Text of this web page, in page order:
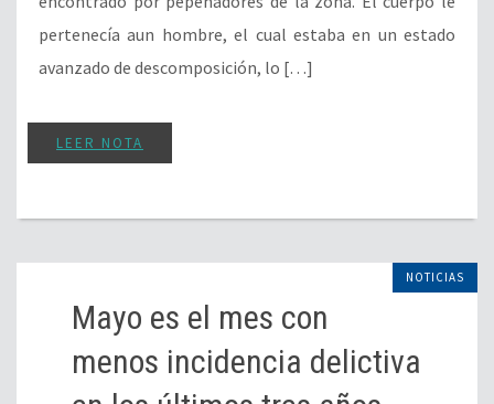
pertenecía aun hombre, el cual estaba en un estado
avanzado de descomposición, lo […]
LEER NOTA
NOTICIAS
Mayo es el mes con
menos incidencia delictiva